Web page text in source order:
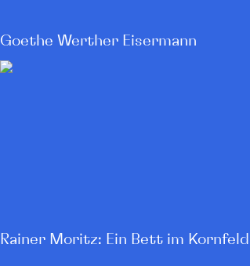
Goethe Werther Eisermann
Rainer Moritz: Ein Bett im Kornfeld